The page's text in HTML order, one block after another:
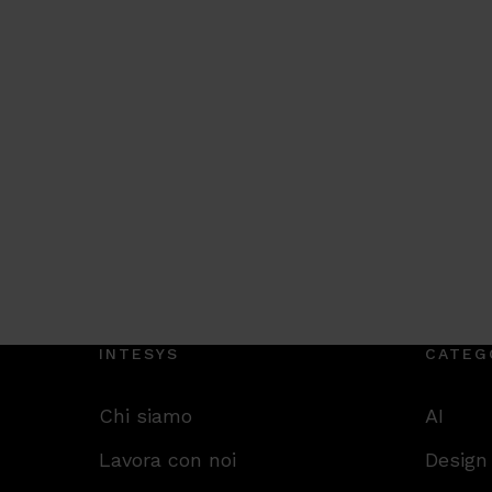
INTESYS
Chi siamo
Lavora con noi
AI
Design